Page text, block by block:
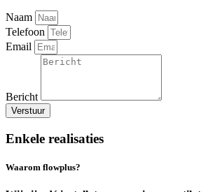
Naam
Telefoon
Email
Bericht
Verstuur
Enkele realisaties
Waarom flowplus?